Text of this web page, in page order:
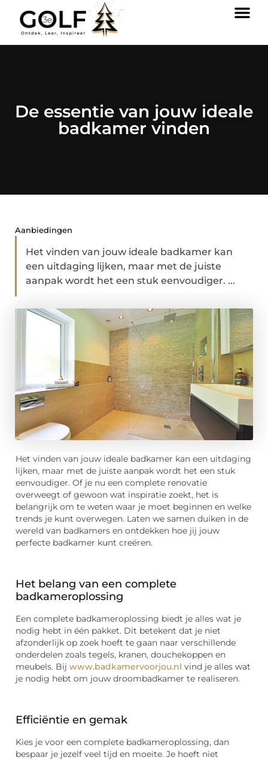
De essentie van jouw ideale
badkamer vinden
Aanbiedingen
Het vinden van jouw ideale badkamer kan
een uitdaging lijken, maar met de juiste
aanpak wordt het een stuk eenvoudiger. ...
Het vinden van jouw ideale badkamer kan een uitdaging
lijken, maar met de juiste aanpak wordt het een stuk
eenvoudiger. Of je nu een complete renovatie
overweegt of gewoon wat inspiratie zoekt, het is
belangrijk om te weten waar je moet beginnen en welke
trends je kunt overwegen. Laten we samen duiken in de
wereld van badkamers en ontdekken hoe jij jouw
perfecte badkamer kunt creëren.
Het belang van een complete
badkameroplossing
Een complete badkameroplossing biedt je alles wat je
nodig hebt in één pakket. Dit betekent dat je niet
afzonderlijk op zoek hoeft te gaan naar verschillende
onderdelen zoals tegels, kranen, douchekoppen en
meubels. Bij www.badkamervoorjou.nl vind je alles wat
je nodig hebt om jouw droombadkamer te realiseren.
Efficiëntie en gemak
Kies je voor een complete badkameroplossing, dan
bespaar je jezelf veel tijd en moeite. Je hoeft niet